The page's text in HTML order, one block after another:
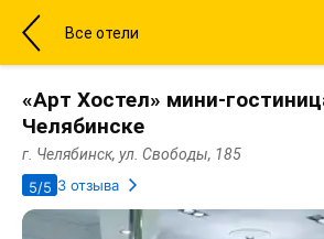
Все отели
«Арт Хостел» мини-
Челябинске
г. Челябинск, ул. Свободы, 185
5/5 3 отзыва